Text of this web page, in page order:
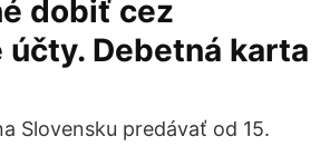
dobiť cez
účty. Debetná karta
Slovensku predávať od 15.